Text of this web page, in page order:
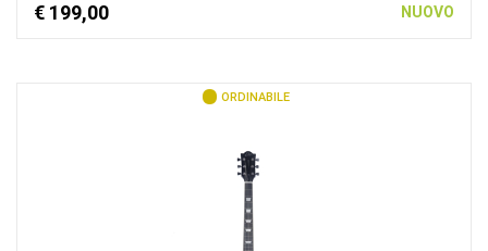
€ 199,00 NUOVO
ORDINABILE